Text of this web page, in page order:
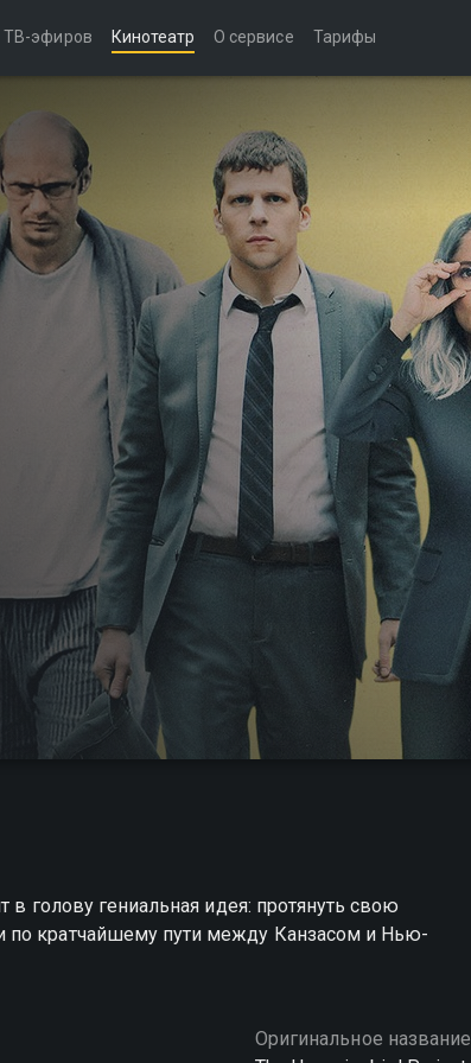
ТВ-эфиров Кинотеатр О сервисе Тарифы
голову гениальная идея: протянуть свою
кратчайшему пути между Канзасом и Нью-
Оригинальное название